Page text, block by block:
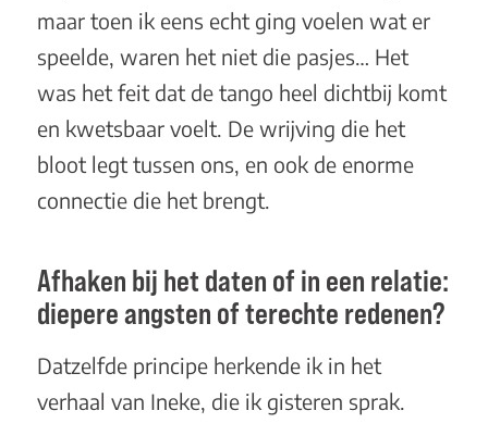
maar toen ik eens echt ging voelen wat er
speelde, waren het niet die pasjes… Het
was het feit dat de tango heel dichtbij komt
en kwetsbaar voelt. De wrijving die het
bloot legt tussen ons, en ook de enorme
connectie die het brengt.
Afhaken bij het daten of in een relatie:
diepere angsten of terechte redenen?
Datzelfde principe herkende ik in het
verhaal van Ineke, die ik gisteren sprak.